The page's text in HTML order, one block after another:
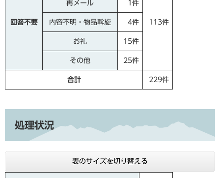
回答不要 113件
再メール 1件
内容不明・物品斡旋 4件
お礼 15件
その他 25件
合計 229件
処理状況
表のサイズを切り替える